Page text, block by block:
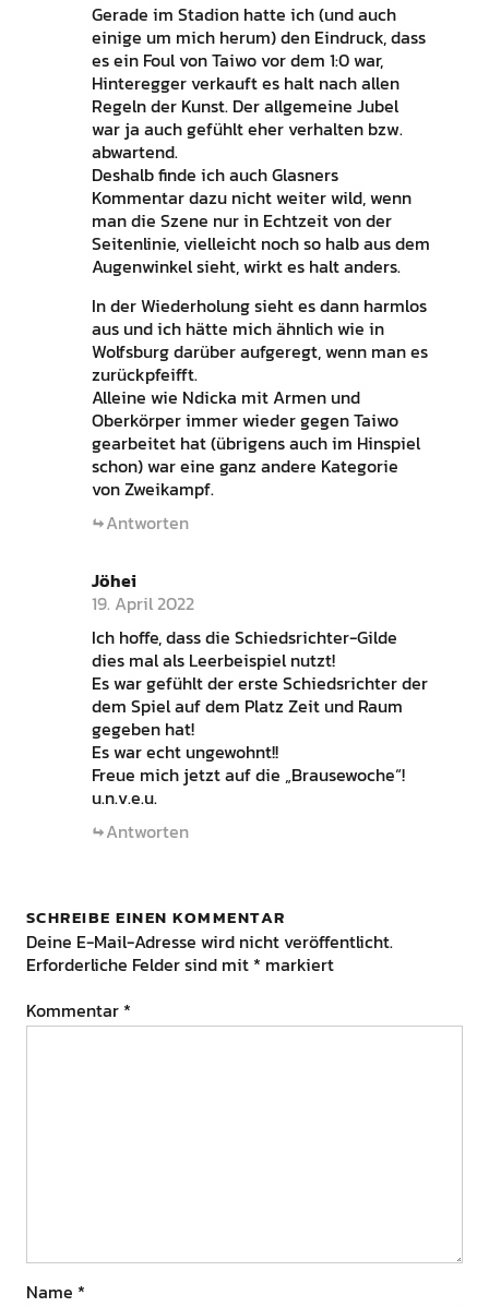
Gerade im Stadion hatte ich (und auch
einige um mich herum) den Eindruck, dass
es ein Foul von Taiwo vor dem 1:0 war,
Hinteregger verkauft es halt nach allen
Regeln der Kunst. Der allgemeine Jubel
war ja auch gefühlt eher verhalten bzw.
abwartend.
Deshalb finde ich auch Glasners
Kommentar dazu nicht weiter wild, wenn
man die Szene nur in Echtzeit von der
Seitenlinie, vielleicht noch so halb aus dem
Augenwinkel sieht, wirkt es halt anders.
In der Wiederholung sieht es dann harmlos
aus und ich hätte mich ähnlich wie in
Wolfsburg darüber aufgeregt, wenn man es
zurückpfeifft.
Alleine wie Ndicka mit Armen und
Oberkörper immer wieder gegen Taiwo
gearbeitet hat (übrigens auch im Hinspiel
schon) war eine ganz andere Kategorie
von Zweikampf.
Antworten
Jöhei
19. April 2022
Ich hoffe, dass die Schiedsrichter-Gilde
dies mal als Leerbeispiel nutzt!
Es war gefühlt der erste Schiedsrichter der
dem Spiel auf dem Platz Zeit und Raum
gegeben hat!
Es war echt ungewohnt!!
Freue mich jetzt auf die „Brausewoche“!
u.n.v.e.u.
Antworten
SCHREIBE EINEN KOMMENTAR
Deine E-Mail-Adresse wird nicht veröffentlicht.
Erforderliche Felder sind mit * markiert
Kommentar *
Name *